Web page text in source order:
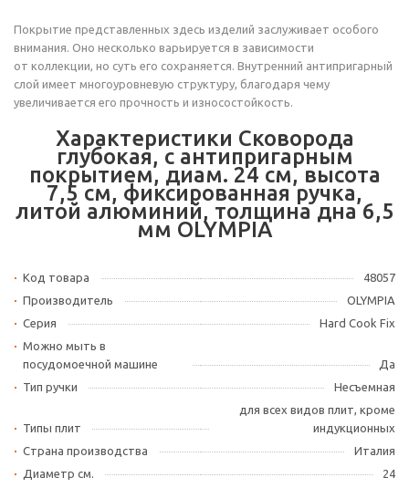
Покрытие представленных здесь изделий заслуживает особого
внимания. Оно несколько варьируется в зависимости
от коллекции, но суть его сохраняется. Внутренний антипригарный
слой имеет многоуровневую структуру, благодаря чему
увеличивается его прочность и износостойкость.
Характеристики Сковорода
глубокая, с антипригарным
покрытием, диам. 24 см, высота
7,5 см, фиксированная ручка,
литой алюминий, толщина дна 6,5
мм OLYMPIA
Код товара
48057
Производитель
OLYMPIA
Серия
Hard Cook Fix
Можно мыть в
посудомоечной машине
Да
Тип ручки
Несъемная
Типы плит
для всех видов плит, кроме
индукционных
Страна производства
Италия
Диаметр см.
24